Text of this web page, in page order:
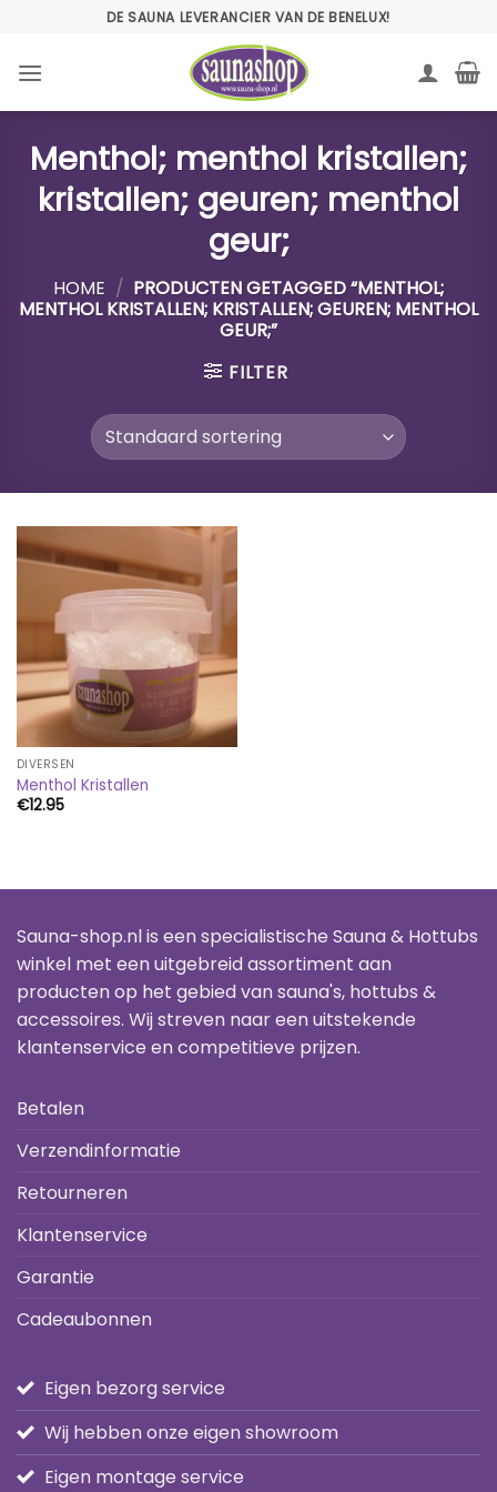
inhoud
DE SAUNA LEVERANCIER VAN DE BENELUX!
Menthol; menthol kristallen;
kristallen; geuren; menthol
geur;
HOME / PRODUCTEN GETAGGED “MENTHOL;
MENTHOL KRISTALLEN; KRISTALLEN; GEUREN; MENTHOL
GEUR;”
FILTER
DIVERSEN
Menthol Kristallen
€12.95
Sauna-shop.nl is een specialistische Sauna & Hottubs
winkel met een uitgebreid assortiment aan
producten op het gebied van sauna's, hottubs &
accessoires. Wij streven naar een uitstekende
klantenservice en competitieve prijzen.
Betalen
Verzendinformatie
Retourneren
Klantenservice
Garantie
Cadeaubonnen
Eigen bezorg service
Wij hebben onze eigen showroom
Eigen montage service